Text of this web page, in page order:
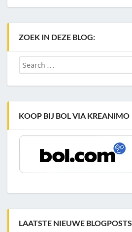
ZOEK IN DEZE BLOG:
Search
for:
KOOP BIJ BOL VIA KREANIMO
LAATSTE NIEUWE BLOGPOSTS